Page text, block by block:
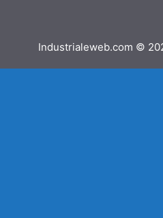
Industrialeweb.com ©